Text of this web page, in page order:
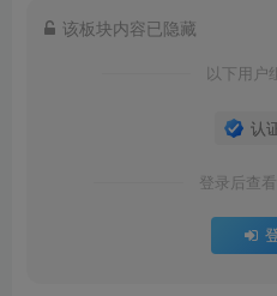
该板块内容已隐藏
以下用户
认
登录后查